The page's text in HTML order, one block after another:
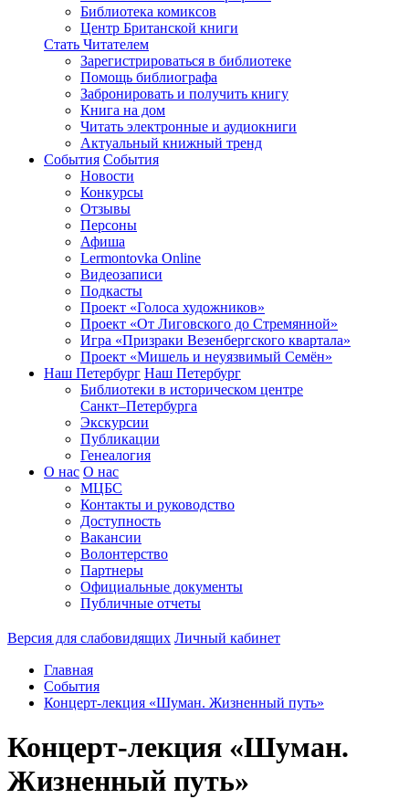
Библиотека комиксов
Центр Британской книги
Стать Читателем
Зарегистрироваться в библиотеке
Помощь библиографа
Забронировать и получить книгу
Книга на дом
Читать электронные и аудиокниги
Актуальный книжный тренд
События События
Новости
Конкурсы
Отзывы
Персоны
Афиша
Lermontovka Online
Видеозаписи
Подкасты
Проект «Голоса художников»
Проект «От Лиговского до Стремянной»
Игра «Призраки Везенбергского квартала»
Проект «Мишель и неуязвимый Семён»
Наш Петербург Наш Петербург
Библиотеки в историческом центре
Санкт–Петербурга
Экскурсии
Публикации
Генеалогия
О нас О нас
МЦБС
Контакты и руководство
Доступность
Вакансии
Волонтерство
Партнеры
Официальные документы
Публичные отчеты
Версия для слабовидящих Личный кабинет
Главная
События
Концерт-лекция «Шуман. Жизненный путь»
Концерт-лекция «Шуман.
Жизненный путь»